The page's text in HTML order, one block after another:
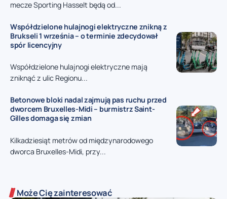
mecze Sporting Hasselt będą od...
Współdzielone hulajnogi elektryczne znikną z
Brukseli 1 września – o terminie zdecydował
spór licencyjny
Współdzielone hulajnogi elektryczne mają
zniknąć z ulic Regionu...
Betonowe bloki nadal zajmują pas ruchu przed
dworcem Bruxelles-Midi – burmistrz Saint-
Gilles domaga się zmian
Kilkadziesiąt metrów od międzynarodowego
dworca Bruxelles-Midi, przy...
Może Cię zainteresować